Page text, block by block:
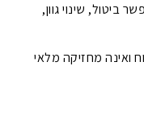
ביטול, שינוי גוון,
ואינה מחזיקה מלאי